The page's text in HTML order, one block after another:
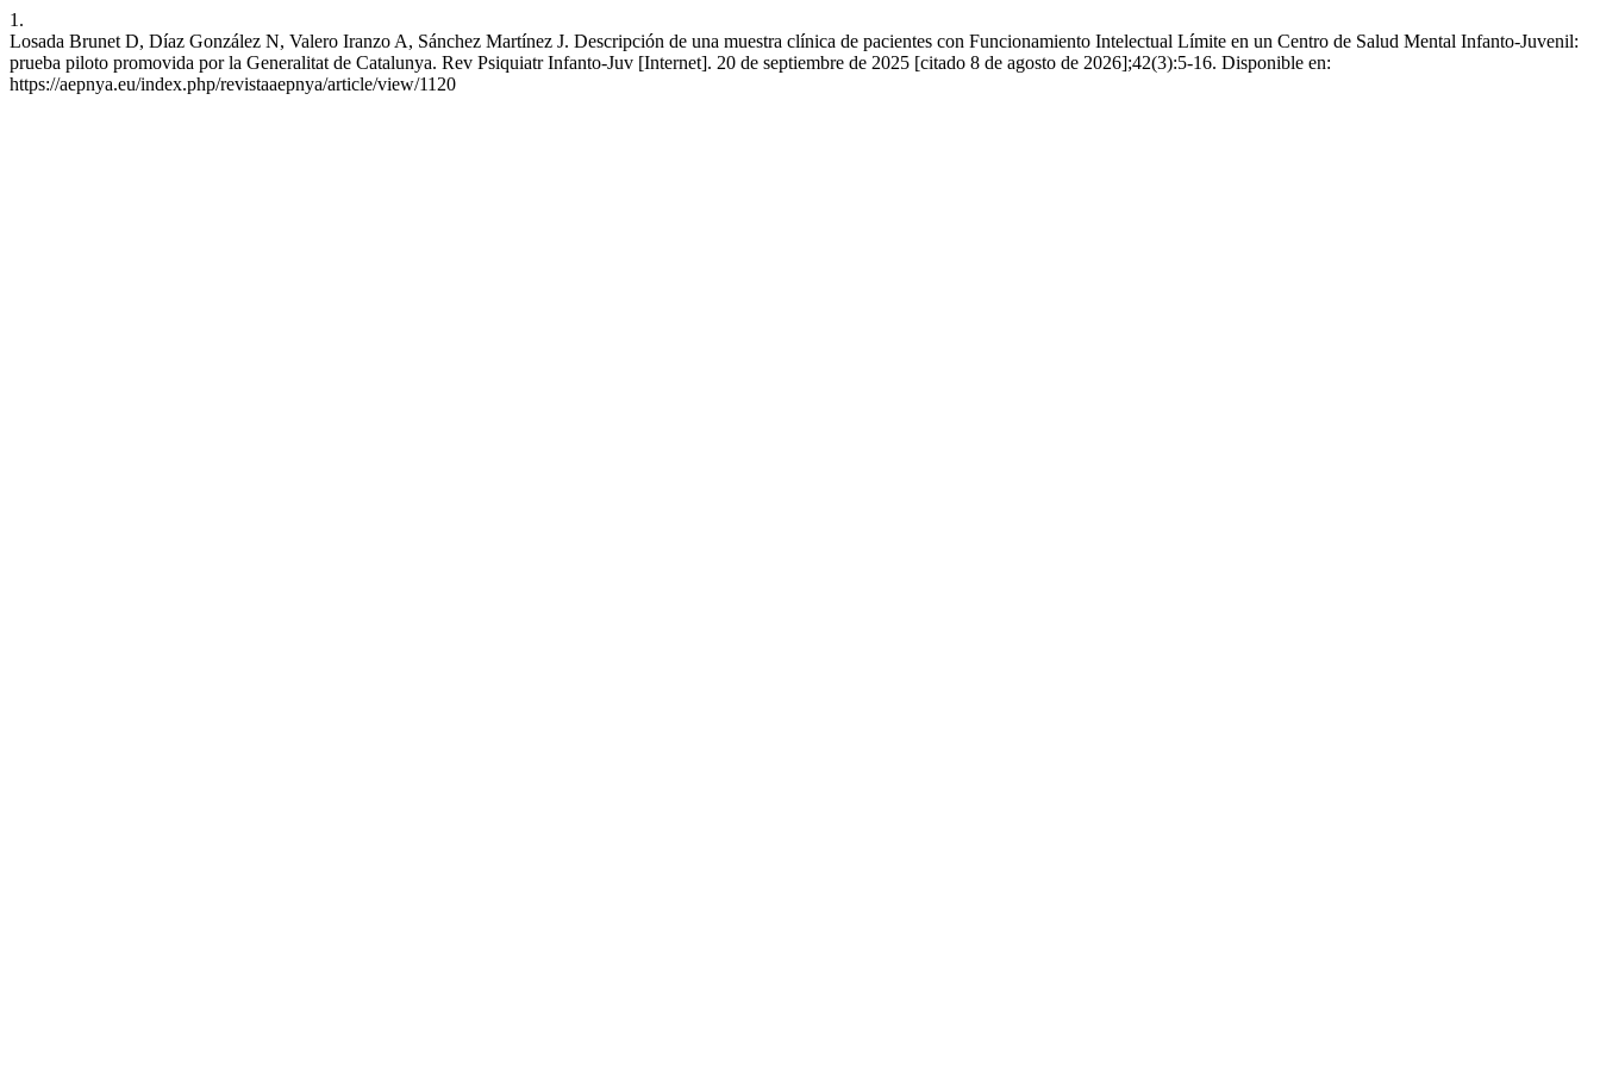
1.
Losada Brunet D, Díaz González N, Valero Iranzo A, Sánchez Martínez J. Descripción de una muestra clínica de pacientes con Funcionamiento Intelectual Límite en un Centro de Salud Mental Infanto-Juvenil:
prueba piloto promovida por la Generalitat de Catalunya. Rev Psiquiatr Infanto-Juv [Internet]. 20 de septiembre de 2025 [citado 8 de agosto de 2026];42(3):5-16. Disponible en:
https://aepnya.eu/index.php/revistaaepnya/article/view/1120